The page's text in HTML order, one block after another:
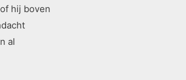
hij boven
al